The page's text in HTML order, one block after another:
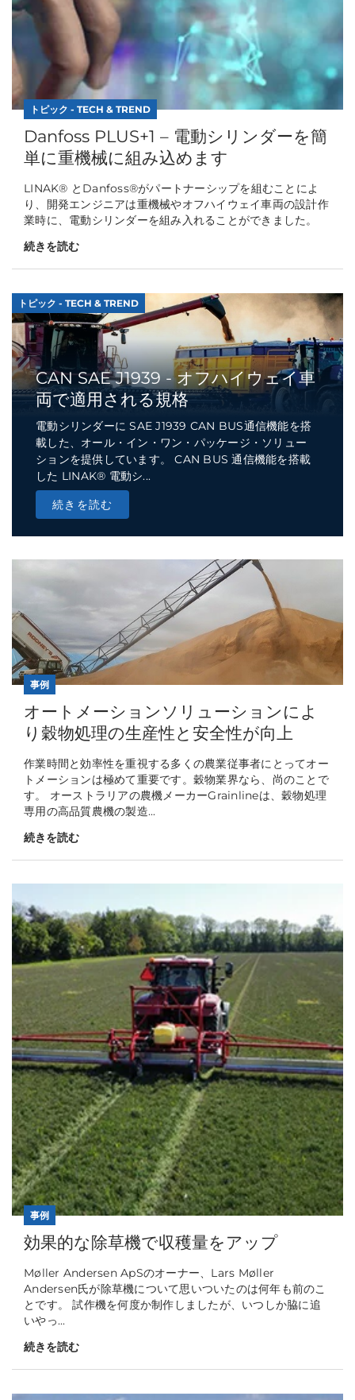
トピック - TECH & TREND
Danfoss PLUS+1 – 電動シリンダーを簡
単に重機械に組み込めます
LINAK® とDanfoss®がパートナーシップを組むことによ
り、開発エンジニアは重機械やオフハイウェイ車両の設計作
業時に、電動シリンダーを組み入れることができました。
続きを読む
トピック - TECH & TREND
CAN SAE J1939 - オフハイウェイ車
両で適用される規格
電動シリンダーに SAE J1939 CAN BUS通信機能を搭
載した、オール・イン・ワン・パッケージ・ソリュー
ションを提供しています。 CAN BUS 通信機能を搭載
した LINAK® 電動シ...
続きを読む
事例
オートメーションソリューションによ
り穀物処理の生産性と安全性が向上
作業時間と効率性を重視する多くの農業従事者にとってオー
トメーションは極めて重要です。穀物業界なら、尚のことで
す。 オーストラリアの農機メーカーGrainlineは、穀物処理
専用の高品質農機の製造...
続きを読む
事例
効果的な除草機で収穫量をアップ
Møller Andersen ApSのオーナー、Lars Møller
Andersen氏が除草機について思いついたのは何年も前のこ
とです。 試作機を何度か制作しましたが、いつしか脇に追
いやっ...
続きを読む